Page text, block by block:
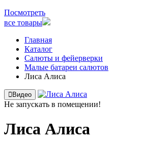
Посмотреть
все товары
Главная
Каталог
Салюты и фейерверки
Малые батареи салютов
Лиса Алиса
Видео
Не запускать в помещении!
Лиса Алиса